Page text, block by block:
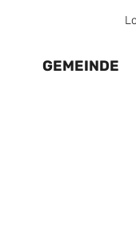
GEMEINDE